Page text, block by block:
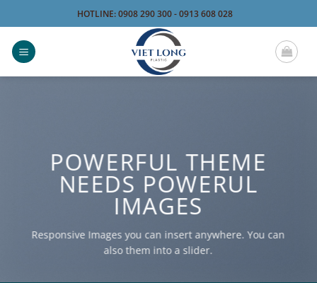
qua
nội
dung
HOTLINE: 0908 290 300 - 0913 608 028
POWERFUL THEME
NEEDS POWERUL
IMAGES
Responsive Images you can insert anywhere. You can
also them into a slider.